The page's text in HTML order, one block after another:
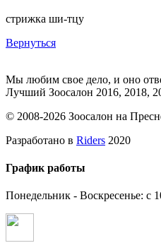
стрижка ши-тцу
Вернуться
Мы любим свое дело, и оно
Лучший Зоосалон 2016, 2018,
© 2008-2026 Зоосалон на
Разработано в Riders 2020
График работы
Понедельник - Воскресенье: с